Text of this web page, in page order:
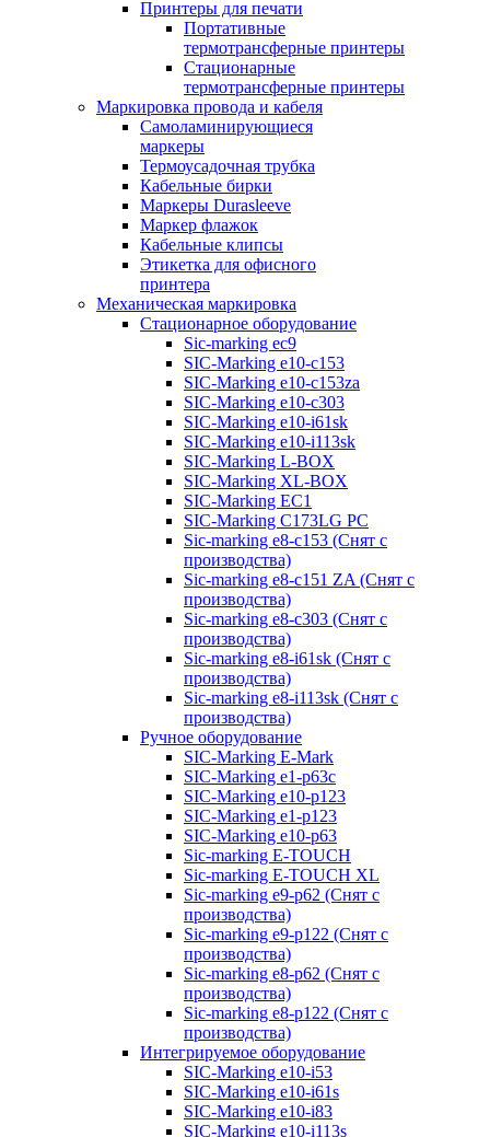
Принтеры для печати
Портативные
термотрансферные принтеры
Стационарные
термотрансферные принтеры
Маркировка провода и кабеля
Самоламинирующиеся
маркеры
Термоусадочная трубка
Кабельные бирки
Маркеры Durasleeve
Маркер флажок
Кабельные клипсы
Этикетка для офисного
принтера
Механическая маркировка
Стационарное оборудование
Sic-marking ec9
SIC-Marking e10-c153
SIC-Marking e10-c153za
SIC-Marking e10-c303
SIC-Marking e10-i61sk
SIC-Marking e10-i113sk
SIC-Marking L-BOX
SIC-Marking XL-BOX
SIC-Marking EC1
SIC-Marking C173LG PC
Sic-marking e8-c153 (Снят с
производства)
Sic-marking e8-c151 ZA (Снят с
производства)
Sic-marking e8-c303 (Снят с
производства)
Sic-marking e8-i61sk (Снят с
производства)
Sic-marking e8-i113sk (Снят с
производства)
Ручное оборудование
SIC-Marking E-Mark
SIC-Marking e1-p63с
SIC-Marking e10-p123
SIC-Marking e1-p123
SIC-Marking e10-p63
Sic-marking E-TOUCH
Sic-marking E-TOUCH XL
Sic-marking e9-p62 (Снят с
производства)
Sic-marking e9-p122 (Снят с
производства)
Sic-marking e8-p62 (Снят с
производства)
Sic-marking e8-p122 (Снят с
производства)
Интегрируемое оборудование
SIC-Marking e10-i53
SIC-Marking e10-i61s
SIC-Marking e10-i83
SIC-Marking e10-i113s